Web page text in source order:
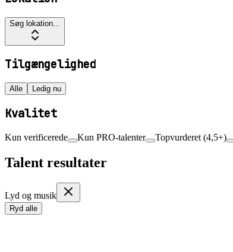
Søg lokation...
Tilgængelighed
Alle Ledig nu
Kvalitet
Kun verificerede Kun PRO-talenter Topvurderet (4,5+)
Talent resultater
Lyd og musik
Ryd alle